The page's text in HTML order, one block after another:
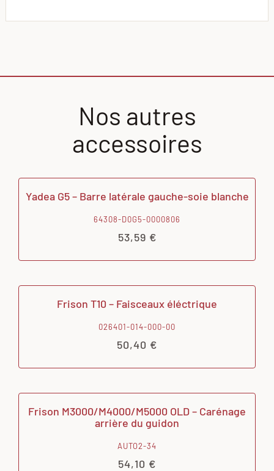
Nos autres
accessoires
Yadea G5 – Barre latérale gauche-soie blanche
64308-D0G5-0000806
53,59 €
Frison T10 – Faisceaux éléctrique
026401-014-000-00
50,40 €
Frison M3000/M4000/M5000 OLD – Carénage
arrière du guidon
AUTO2-34
54,10 €